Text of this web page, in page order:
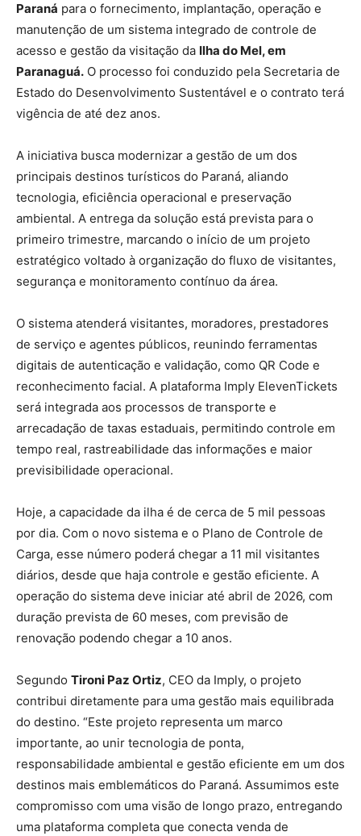
Paraná para o fornecimento, implantação, operação e
manutenção de um sistema integrado de controle de
acesso e gestão da visitação da Ilha do Mel, em
Paranaguá. O processo foi conduzido pela Secretaria de
Estado do Desenvolvimento Sustentável e o contrato terá
vigência de até dez anos.
A iniciativa busca modernizar a gestão de um dos
principais destinos turísticos do Paraná, aliando
tecnologia, eficiência operacional e preservação
ambiental. A entrega da solução está prevista para o
primeiro trimestre, marcando o início de um projeto
estratégico voltado à organização do fluxo de visitantes,
segurança e monitoramento contínuo da área.
O sistema atenderá visitantes, moradores, prestadores
de serviço e agentes públicos, reunindo ferramentas
digitais de autenticação e validação, como QR Code e
reconhecimento facial. A plataforma Imply ElevenTickets
será integrada aos processos de transporte e
arrecadação de taxas estaduais, permitindo controle em
tempo real, rastreabilidade das informações e maior
previsibilidade operacional.
Hoje, a capacidade da ilha é de cerca de 5 mil pessoas
por dia. Com o novo sistema e o Plano de Controle de
Carga, esse número poderá chegar a 11 mil visitantes
diários, desde que haja controle e gestão eficiente. A
operação do sistema deve iniciar até abril de 2026, com
duração prevista de 60 meses, com previsão de
renovação podendo chegar a 10 anos.
Segundo Tironi Paz Ortiz, CEO da Imply, o projeto
contribui diretamente para uma gestão mais equilibrada
do destino. “Este projeto representa um marco
importante, ao unir tecnologia de ponta,
responsabilidade ambiental e gestão eficiente em um dos
destinos mais emblemáticos do Paraná. Assumimos este
compromisso com uma visão de longo prazo, entregando
uma plataforma completa que conecta venda de